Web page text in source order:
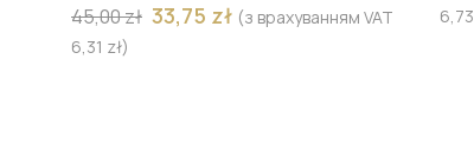
45,00zł 33,75 zł (з врахуванням VAT
6,31 zł)
6,73